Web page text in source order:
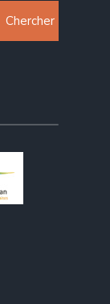
Chercher